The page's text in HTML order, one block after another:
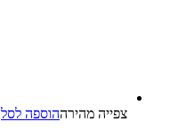
צפייה‬ ‫מהירה‬הוספה לסל